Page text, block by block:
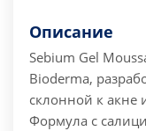
Описание
Sebium Gel
Bioderma,
склонной к акне
Формула с